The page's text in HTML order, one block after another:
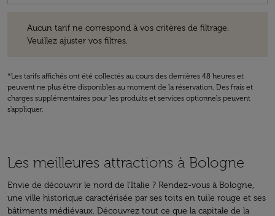
Aucun tarif ne correspond à vos critères de filtrage.
Veuillez ajuster vos filtres.
*Les tarifs affichés ont été collectés au cours des dernières 48 heures et
peuvent ne plus être disponibles au moment de la réservation. Des frais et
charges supplémentaires pour les produits et services optionnels peuvent
s'appliquer.
Les meilleures attractions à Bologne
Envie de découvrir le nord de l’Italie ? Rendez-vous à Bologne,
une ville historique caractérisée par ses toits en tuile rouge et ses
bâtiments médiévaux. Découvrez tout ce que la capitale de la